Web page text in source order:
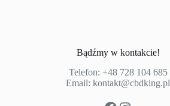
Bądźmy w kontakcie!
Telefon: +48 728 104 685
Email:kontakt@cbdking.pl